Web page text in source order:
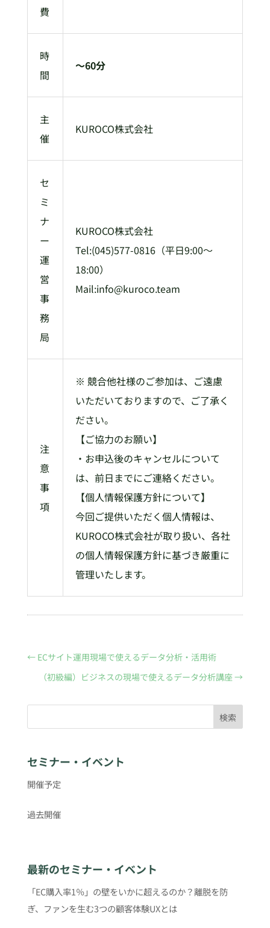
費
時
間
〜60分
主
催
KUROCO株式会社
セ
ミ
ナ
ー
運
営
事
務
局
KUROCO株式会社
Tel:(045)577-0816（平日9:00～
18:00）
Mail:info@kuroco.team
注
意
事
項
※ 競合他社様のご参加は、ご遠慮
いただいておりますので、ご了承く
ださい。
【ご協力のお願い】
・お申込後のキャンセルについて
は、前日までにご連絡ください。
【個人情報保護方針について】
今回ご提供いただく個人情報は、
KUROCO株式会社が取り扱い、各社
の個人情報保護方針に基づき厳重に
管理いたします。
← ECサイト運用現場で使えるデータ分析・活用術
（初級編）ビジネスの現場で使えるデータ分析講座→
検索
セミナー・イベント
開催予定
過去開催
最新のセミナー・イベント
「EC購入率1％」の壁をいかに超えるのか？離脱を防
ぎ、ファンを生む3つの顧客体験UXとは